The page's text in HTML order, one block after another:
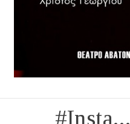
#Insta...